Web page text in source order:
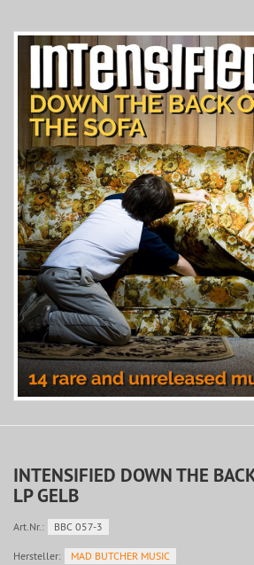
INTENSIFIED DOWN THE
LP GELB
Art.Nr.: BBC 057-3
Hersteller: MAD BUTCHER MUSIC